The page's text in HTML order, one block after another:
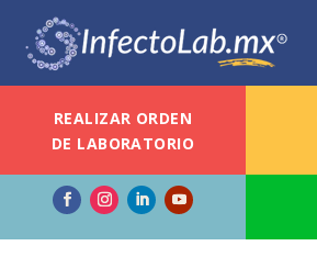
REALIZAR ORDEN
DE LABORATORIO